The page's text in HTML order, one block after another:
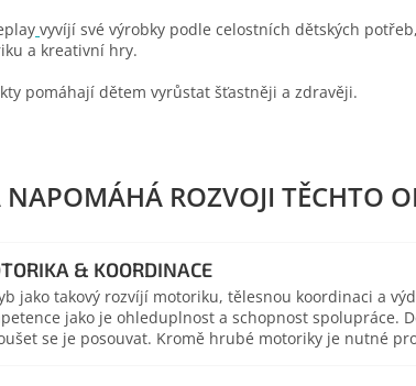
vyvíjí své výrobky podle celostních dětských
a kreativní hry.
pomáhají dětem vyrůstat šťastněji a zdravěji.
& KOORDINACE
jako takový rozvíjí motoriku, tělesnou koordinaci a
jako je ohleduplnost a schopnost spolupráce.
se je posouvat. Kromě hrubé motoriky je nutné